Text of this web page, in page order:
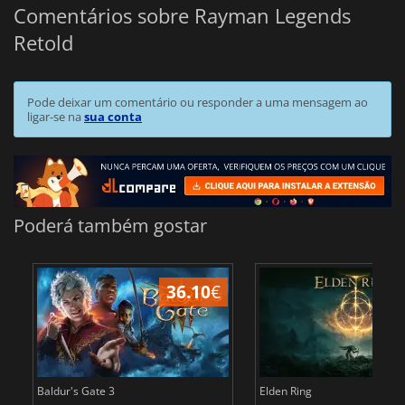
Comentários sobre Rayman Legends
Retold
Pode deixar um comentário ou responder a uma mensagem ao
ligar-se nasua conta
Poderá também gostar
36.10€
Baldur's Gate 3 Elden Ring